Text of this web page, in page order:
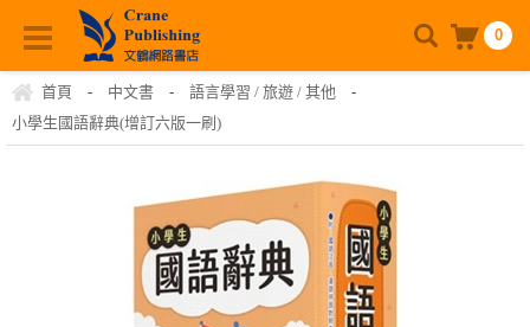
0
首頁 - 中文書 - 語言學習 / 旅遊 / 其他
-
小學生國語辭典(增訂六版一刷)